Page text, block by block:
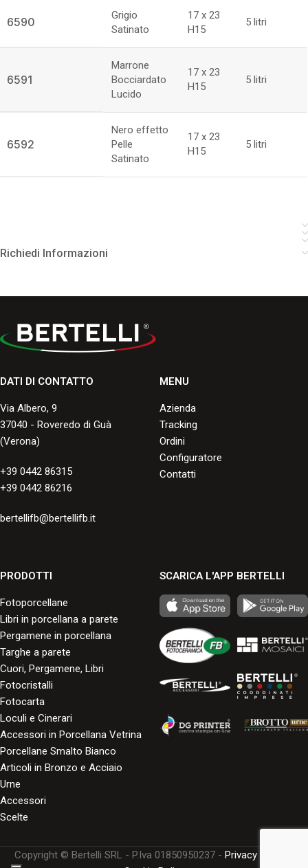
6590
Grigio
Satinato
17 x 23
H15
5 litri
6591
Marrone
Bocciardato
Lucido
17 x 23
H15
5 litri
6592
Nero effetto
Pelle
Satinato
17 x 23
H15
5 litri
Richiedi Informazioni
DATI DI CONTATTO
Via Albero, 9
37040 - Roveredo di Guà
(Verona)
+39 0442 86315
+39 0442 86216
bertellifb@bertellifb.it
MENU
Azienda
Tracking
Ordini
Configuratore
Contatti
PRODOTTI
Fotoporcellane
Libri in porcellana a parete
Pergamene in porcellana
Targhe a parete
Cuori, Pergamene, Libri
Fotocristalli
Fotocarta
Loculi e Cinerari
Accessori in Porcellana Vetrina
Porcellane Smalto Bianco
Articoli in Bronzo e Acciaio
Urne
Accessori
Scelte
SCARICA L'APP BERTELLI
Copyright © Bertelli SRL - P.Iva 01850950237 - Privacy Policy